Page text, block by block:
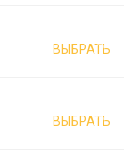
ВЫБРАТЬ
ВЫБРАТЬ